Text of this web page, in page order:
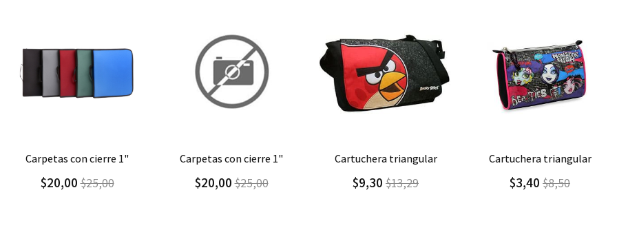
Agregar Detalle
carpetas con cierre 1"
$20,00$25,00
Agregar Detalle
cartuchera triangular
$9,30 $13,29
Agregar Detalle
cartuchera triangular
$3,40 $8,50
Agregar Detalle
cartuchera plana
$2,60 $13,00